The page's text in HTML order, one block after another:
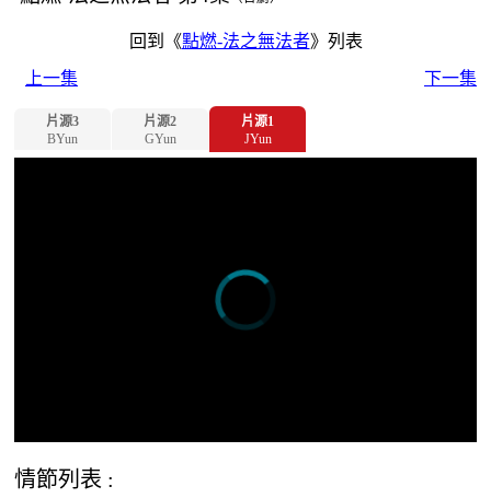
回到《點燃-法之無法者》列表
上一集
下一集
片源3
BYun
片源2
GYun
片源1
JYun
情節列表 :